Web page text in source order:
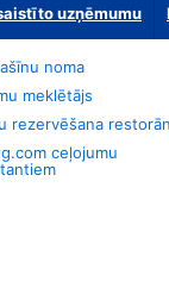
uzņēmumu
noma
meklētājs
rezervēšana
ceļojumu